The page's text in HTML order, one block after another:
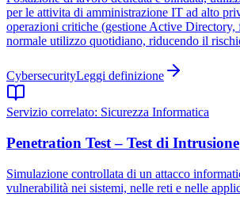
per le attivita di amministrazione IT ad alto
operazioni critiche (gestione Active Directory,
normale utilizzo quotidiano, riducendo il
CybersecurityLeggi definizione
Servizio correlato: Sicurezza Informatica
Penetration Test – Test di Intrusione
Simulazione controllata di un attacco
vulnerabilità nei sistemi, nelle reti e nelle